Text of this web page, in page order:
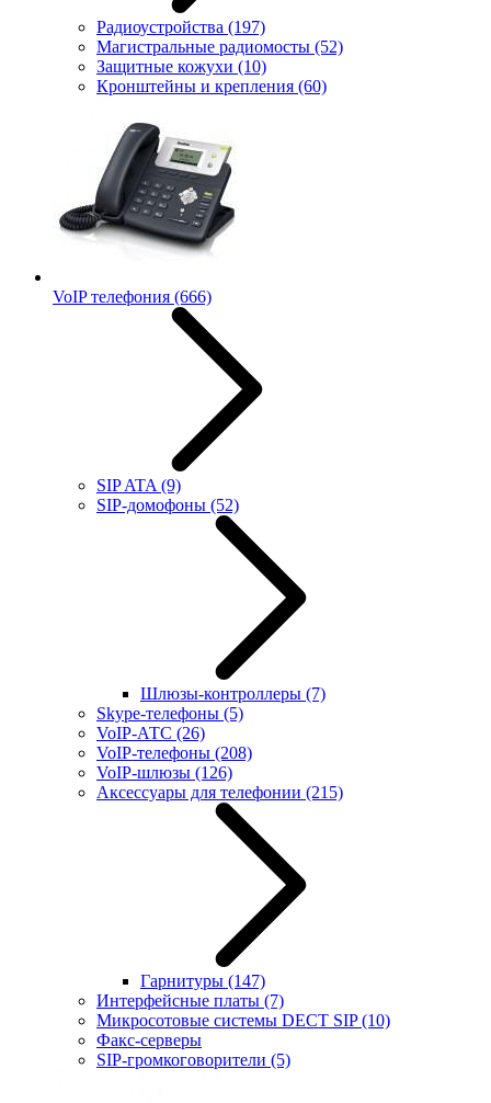
Радиоустройства (197)
Магистральные радиомосты (52)
Защитные кожухи (10)
Кронштейны и крепления (60)
VoIP телефония (666)
SIP ATA (9)
SIP-домофоны (52)
Шлюзы-контроллеры (7)
Skype-телефоны (5)
VoIP-АТС (26)
VoIP-телефоны (208)
VoIP-шлюзы (126)
Аксессуары для телефонии (215)
Гарнитуры (147)
Интерфейсные платы (7)
Микросотовые системы DECT SIP(10)
Факс-серверы
SIP-громкоговорители (5)